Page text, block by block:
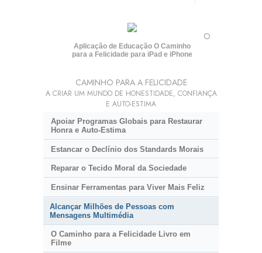
Aplicação de Educação O Caminho
para a Felicidade para iPad e iPhone
O
CAMINHO PARA A FELICIDADE
A CRIAR UM MUNDO DE HONESTIDADE, CONFIANÇA
E AUTO-ESTIMA
Apoiar Programas Globais para Restaurar
Honra e Auto-Estima
Estancar o Declínio dos Standards Morais
Reparar o Tecido Moral da Sociedade
Ensinar Ferramentas para Viver Mais Feliz
Alcançar Milhões de Pessoas com
Mensagens Multimédia
O Caminho para a Felicidade Livro em
Filme